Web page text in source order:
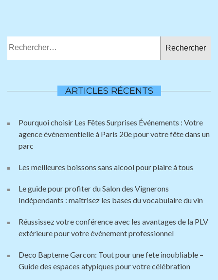
ARTICLES RÉCENTS
Pourquoi choisir Les Fêtes Surprises Événements : Votre
agence événementielle à Paris 20e pour votre fête dans un
parc
Les meilleures boissons sans alcool pour plaire à tous
Le guide pour profiter du Salon des Vignerons
Indépendants : maîtrisez les bases du vocabulaire du vin
Réussissez votre conférence avec les avantages de la PLV
extérieure pour votre événement professionnel
Deco Bapteme Garcon: Tout pour une fete inoubliable –
Guide des espaces atypiques pour votre célébration